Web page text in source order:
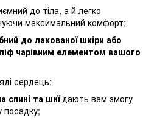
до тіла, а й легко
максимальний комфорт;
до лакованої шкіри або
чарівним елементом вашого
сердець;
спині та шиїдають вам змогу
посадку;